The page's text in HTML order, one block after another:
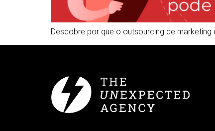
Descobre por que o outsourcing de